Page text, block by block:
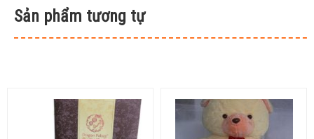
Sản phẩm tương tự